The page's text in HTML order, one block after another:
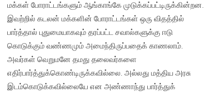
மக்கள் போராட்டங்களும் ஆங்காங்கே முடுக்கப்பட்டிருக்கின்றன.
இவற்றில் கடலன் மக்களின் போராட்டங்கள் ஒரு விதத்தில்
பார்த்தால் புதுமையாகவும் தரப்பட்ட சவால்களுக்கு ஈடு
கொடுக்கும் வண்ணமும் அமைந்திருப்பதைக் காணலாம்.
அவர்கள் வெறுமனே தமது தலைவர்களை
எதிர்பார்த்துக்கொண்டிருக்கவில்லை. அல்லது மத்திய அரசு
இடம்கொடுக்கவில்லையே என அண்ணாந்து பார்த்துக்